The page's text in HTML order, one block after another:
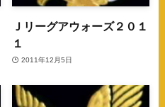
Ｊリーグアウォーズ２０１
１
2011年12月5日